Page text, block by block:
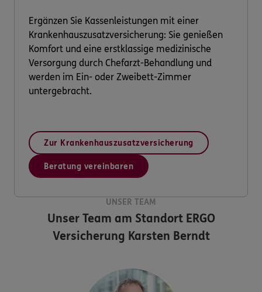
Ergänzen Sie Kassenleistungen mit einer
Krankenhauszusatzversicherung: Sie genießen
Komfort und eine erstklassige medizinische
Versorgung durch Chefarzt-Behandlung und
werden im Ein- oder Zweibett-Zimmer
untergebracht.
Zur Krankenhauszusatzversicherung
Beratung vereinbaren
UNSER TEAM
Unser Team am StandortERGO
Versicherung Karsten Berndt